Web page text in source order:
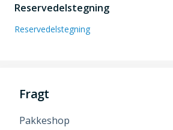
Reservedelstegning
Reservedelstegning
Fragt
Pakkeshop